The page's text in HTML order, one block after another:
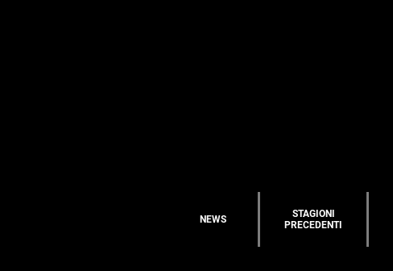
NEWS
STAGIONI
PRECEDENTI